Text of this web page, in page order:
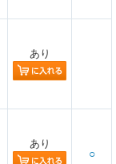
あり
あり
○